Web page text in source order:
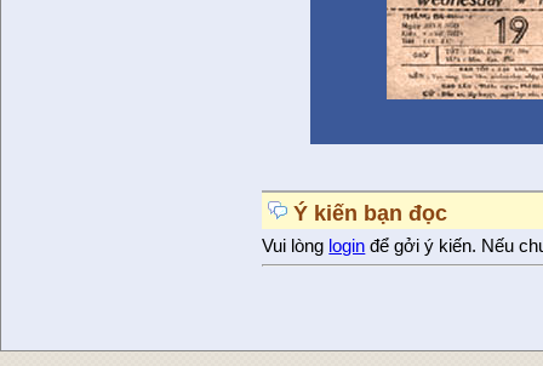
Ý kiến bạn đọc
Vui lòng login để gởi ý kiến. Nếu